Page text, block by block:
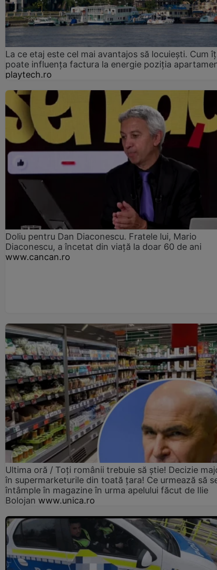
La ce etaj este cel mai avantajos să locuiești. Cum
poate influența factura la energie poziția
playtech.ro
Doliu pentru Dan Diaconescu. Fratele lui, Mario
Diaconescu, a încetat din viață la doar 60 de ani
www.cancan.ro
Ultima oră / Toți românii trebuie să știe! Decizie
în supermarketurile din toată țara! Ce urmează să
întâmple în magazine în urma apelului făcut de Ilie
Bolojan www.unica.ro